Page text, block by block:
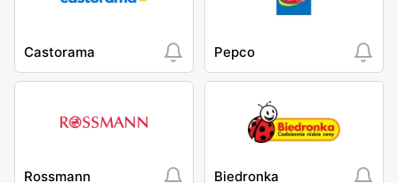
Castorama Pepco
Rossmann Biedronka